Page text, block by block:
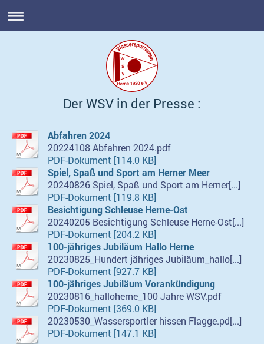
Der WSV in der Presse :
Abfahren 2024
20224108 Abfahren 2024.pdf
PDF-Dokument [114.0 KB]
Spiel, Spaß und Sport am Herner Meer
20240826 Spiel, Spaß und Sport am Herner[...]
PDF-Dokument [119.8 KB]
Besichtigung Schleuse Herne-Ost
20240205 Besichtigung Schleuse Herne-Ost[...]
PDF-Dokument [204.2 KB]
100-jähriges Jubiläum Hallo Herne
20230825_Hundert jähriges Jubiläum_hallo[...]
PDF-Dokument [927.7 KB]
100-jähriges Jubiläum Vorankündigung
20230816_halloherne_100 Jahre WSV.pdf
PDF-Dokument [369.0 KB]
20230530_Wassersportler hissen Flagge.pd[...]
PDF-Dokument [147.1 KB]